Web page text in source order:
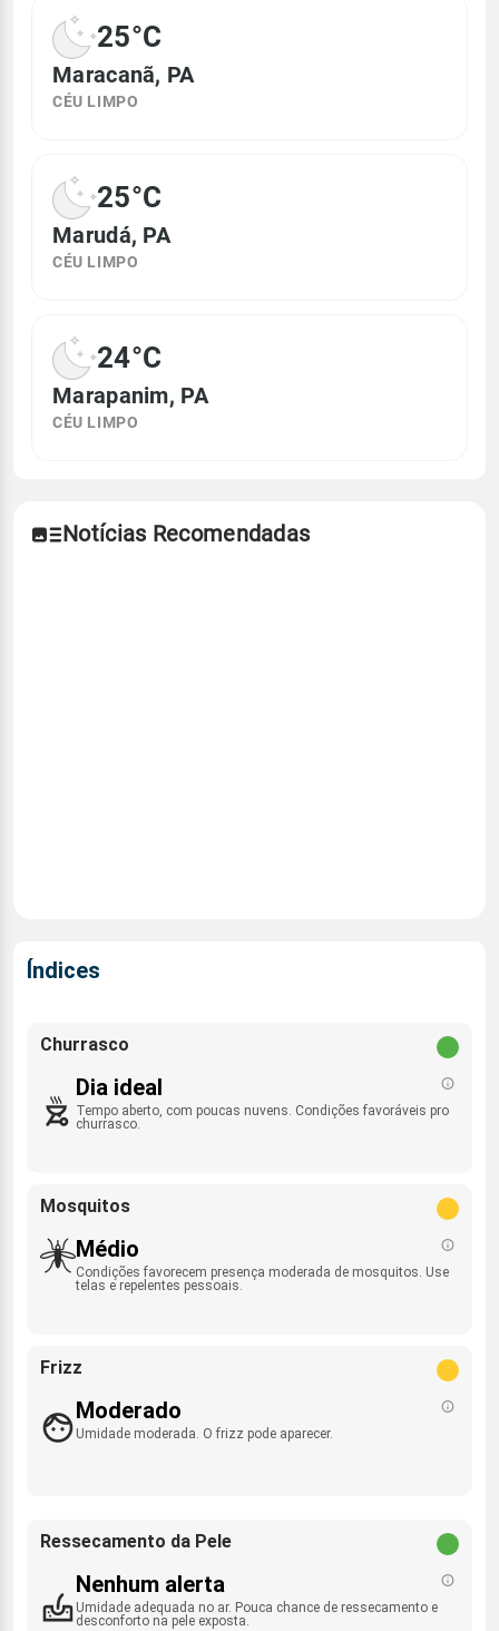
25°C
Maracanã, PA
CÉU LIMPO
25°C
Marudá, PA
CÉU LIMPO
24°C
Marapanim, PA
CÉU LIMPO
Notícias Recomendadas
Índices
Churrasco
Dia ideal
Tempo aberto, com poucas nuvens. Condições favoráveis pro
churrasco.
Mosquitos
Médio
Condições favorecem presença moderada de mosquitos. Use
telas e repelentes pessoais.
Frizz
Moderado
Umidade moderada. O frizz pode aparecer.
Ressecamento da Pele
Nenhum alerta
Umidade adequada no ar. Pouca chance de ressecamento e
desconforto na pele exposta.